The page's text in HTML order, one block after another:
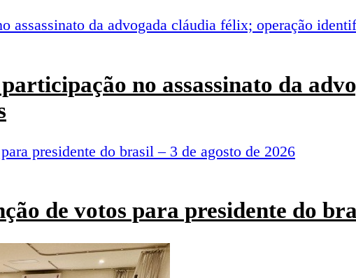
no assassinato da
de votos para presidente do